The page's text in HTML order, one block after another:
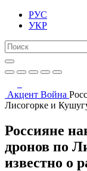
РУС
УКР
Акцент Война
Лисогорке и
Россияне
дронов по
известно о